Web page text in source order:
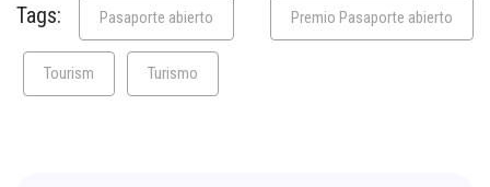
Tags: Pasaporte abierto Premio Pasaporte abierto
Tourism Turismo